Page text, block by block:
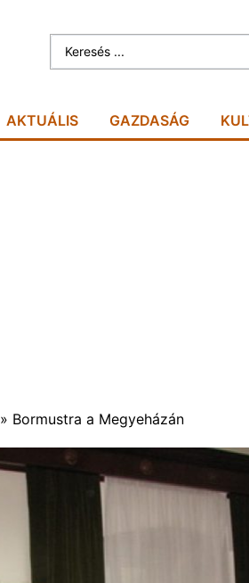
AKTUÁLIS GAZDASÁG
» Bormustra a Megyeházán